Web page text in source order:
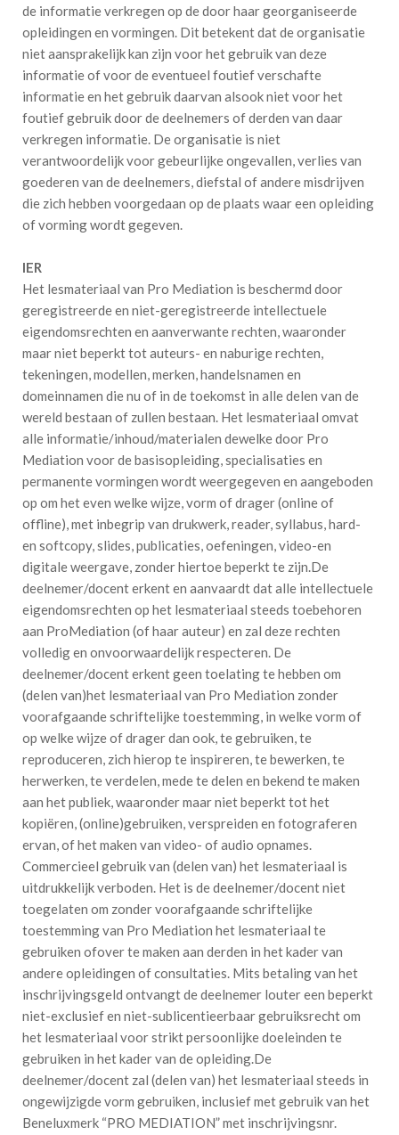
de informatie verkregen op de door haar georganiseerde
opleidingen en vormingen. Dit betekent dat de organisatie
niet aansprakelijk kan zijn voor het gebruik van deze
informatie of voor de eventueel foutief verschafte
informatie en het gebruik daarvan alsook niet voor het
foutief gebruik door de deelnemers of derden van daar
verkregen informatie. De organisatie is niet
verantwoordelijk voor gebeurlijke ongevallen, verlies van
goederen van de deelnemers, diefstal of andere misdrijven
die zich hebben voorgedaan op de plaats waar een opleiding
of vorming wordt gegeven.
IER
Het lesmateriaal van Pro Mediation is beschermd door
geregistreerde en niet-geregistreerde intellectuele
eigendomsrechten en aanverwante rechten, waaronder
maar niet beperkt tot auteurs- en naburige rechten,
tekeningen, modellen, merken, handelsnamen en
domeinnamen die nu of in de toekomst in alle delen van de
wereld bestaan of zullen bestaan. Het lesmateriaal omvat
alle informatie/inhoud/materialen dewelke door Pro
Mediation voor de basisopleiding, specialisaties en
permanente vormingen wordt weergegeven en aangeboden
op om het even welke wijze, vorm of drager (online of
offline), met inbegrip van drukwerk, reader, syllabus, hard-
en softcopy, slides, publicaties, oefeningen, video-en
digitale weergave, zonder hiertoe beperkt te zijn.De
deelnemer/docent erkent en aanvaardt dat alle intellectuele
eigendomsrechten op het lesmateriaal steeds toebehoren
aan ProMediation (of haar auteur) en zal deze rechten
volledig en onvoorwaardelijk respecteren. De
deelnemer/docent erkent geen toelating te hebben om
(delen van)het lesmateriaal van Pro Mediation zonder
voorafgaande schriftelijke toestemming, in welke vorm of
op welke wijze of drager dan ook, te gebruiken, te
reproduceren, zich hierop te inspireren, te bewerken, te
herwerken, te verdelen, mede te delen en bekend te maken
aan het publiek, waaronder maar niet beperkt tot het
kopiëren, (online)gebruiken, verspreiden en fotograferen
ervan, of het maken van video- of audio opnames.
Commercieel gebruik van (delen van) het lesmateriaal is
uitdrukkelijk verboden. Het is de deelnemer/docent niet
toegelaten om zonder voorafgaande schriftelijke
toestemming van Pro Mediation het lesmateriaal te
gebruiken ofover te maken aan derden in het kader van
andere opleidingen of consultaties. Mits betaling van het
inschrijvingsgeld ontvangt de deelnemer louter een beperkt
niet-exclusief en niet-sublicentieerbaar gebruiksrecht om
het lesmateriaal voor strikt persoonlijke doeleinden te
gebruiken in het kader van de opleiding.De
deelnemer/docent zal (delen van) het lesmateriaal steeds in
ongewijzigde vorm gebruiken, inclusief met gebruik van het
Beneluxmerk “PRO MEDIATION” met inschrijvingsnr.